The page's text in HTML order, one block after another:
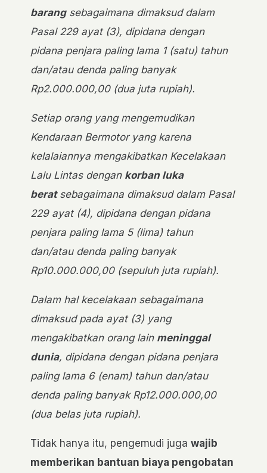
barangsebagaimana dimaksud dalam
Pasal 229 ayat (3), dipidana dengan
pidana penjara paling lama 1 (satu) tahun
dan/atau denda paling banyak
Rp2.000.000,00 (dua juta rupiah).
Setiap orang yang mengemudikan
Kendaraan Bermotor yang karena
kelalaiannya mengakibatkan Kecelakaan
Lalu Lintas dengan korban luka
beratsebagaimana dimaksud dalam Pasal
229 ayat (4), dipidana dengan pidana
penjara paling lama 5 (lima) tahun
dan/atau denda paling banyak
Rp10.000.000,00 (sepuluh juta rupiah).
Dalam hal kecelakaan sebagaimana
dimaksud pada ayat (3) yang
mengakibatkan orang lain meninggal
dunia, dipidana dengan pidana penjara
paling lama 6 (enam) tahun dan/atau
denda paling banyak Rp12.000.000,00
(dua belas juta rupiah).
Tidak hanya itu, pengemudi juga wajib
memberikan bantuan biaya pengobatan